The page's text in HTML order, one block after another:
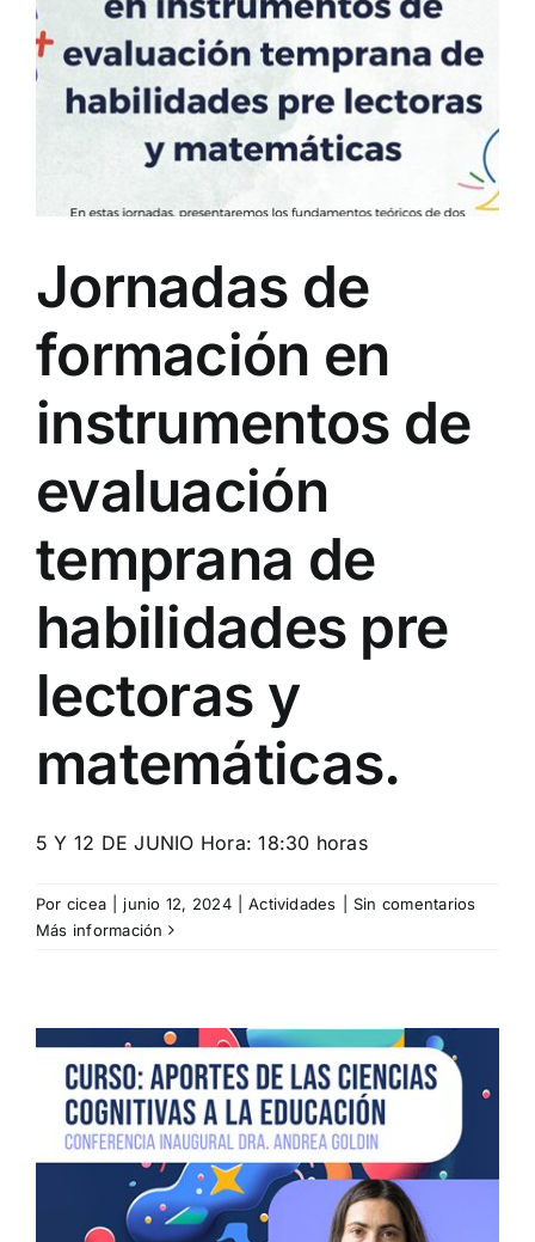
Jornadas de
formación en
instrumentos de
evaluación
temprana de
habilidades pre
lectoras y
matemáticas.
5 Y 12 DE JUNIO Hora: 18:30 horas
Por cicea junio 12, 2024 Actividades
Sin comentarios
Más información